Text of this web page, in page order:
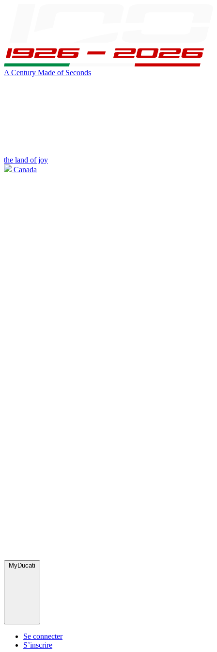
A Century Made of Seconds
the land of joy
Canada
MyDucati
Se connecter
S’inscrire